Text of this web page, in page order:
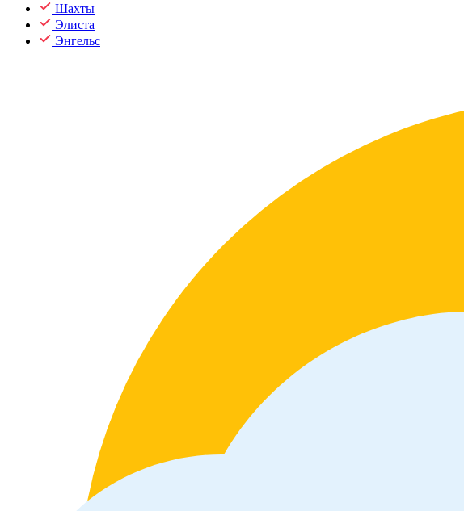
Шахты
Элиста
Энгельс